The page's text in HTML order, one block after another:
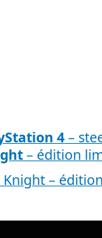
4–
– édition
Knight –